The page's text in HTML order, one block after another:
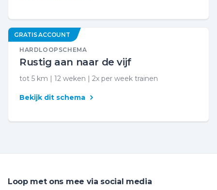
GRATIS ACCOUNT
HARDLOOPSCHEMA
Rustig aan naar de vijf
tot 5 km | 12 weken | 2x per week trainen
Bekijk dit schema
Loop met ons mee via social media